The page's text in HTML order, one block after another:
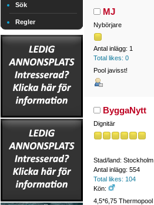
Sök
Regler
MJ
Nybörjare
Antal inlägg: 1
Total likes: 0
Pool javisst!
ByggaNytt
Dignitär
Stad/land: Stockholm
Antal inlägg: 554
Total likes: 104
Kön:
4,5*6,75 Thermopool